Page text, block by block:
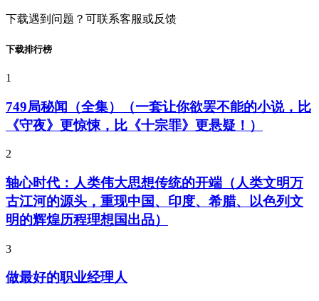
下载遇到问题？可联系客服或反馈
下载排行榜
1
749局秘闻（全集）（一套让你欲罢不能的小说，比
《守夜》更惊悚，比《十宗罪》更悬疑！）
2
轴心时代：人类伟大思想传统的开端（人类文明万
古江河的源头，重现中国、印度、希腊、以色列文
明的辉煌历程理想国出品）
3
做最好的职业经理人